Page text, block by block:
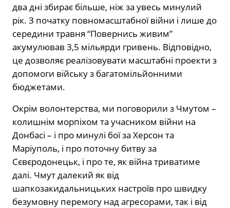
два дні збирає більше, ніж за увесь минулий
рік. З початку повномасштабної війни і лише до
середини травня “Повернись живим”
акумулював 3,5 мільярди гривень. Відповідно,
це дозволяє реалізовувати масштабні проекти з
допомоги війську з багатомільйонними
бюджетами.
Окрім волонтерства, ми поговорили з Чмутом –
колишнім морпіхом та учасником війни на
Донбасі – і про минулі бої за Херсон та
Маріуполь, і про поточну битву за
Сєвєродонецьк, і про те, як війна триватиме
далі. Чмут далекий як від
шапкозакидальницьких настроїв про швидку
безумовну перемогу над агресорами, так і від